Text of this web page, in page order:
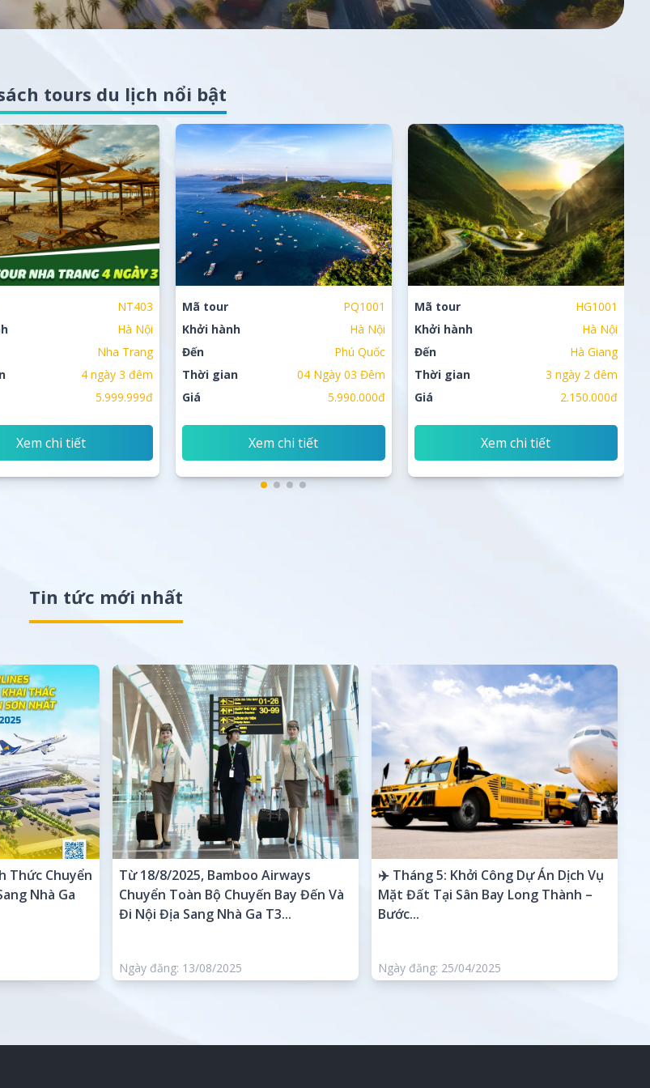
tours du lịch nổi bật
NT403
Hà Nội
Nha Trang
4 ngày 3 đêm
5.999.999đ
Xem chi tiết
Mã tour
PQ1001
Khởi hành
Hà Nội
Đến
Phú Quốc
Thời gian
04 Ngày 03 Đêm
Giá
5.990.000đ
Xem chi tiết
Mã tour
HG1001
Khởi hành
Hà Nội
Đến
Hà Giang
Thời gian
3 ngày 2 đêm
Giá
2.150.000đ
Xem chi tiết
Tin tức mới nhất
Thức Chuyển
Nhà Ga
Từ 18/8/2025, Bamboo Airways
Chuyển Toàn Bộ Chuyến Bay Đến Và
Đi Nội Địa Sang Nhà Ga T3...
Ngày đăng: 13/08/2025
✈️ Tháng 5: Khởi Công Dự Án Dịch Vụ
Mặt Đất Tại Sân Bay Long Thành –
Bước...
Ngày đăng: 25/04/2025